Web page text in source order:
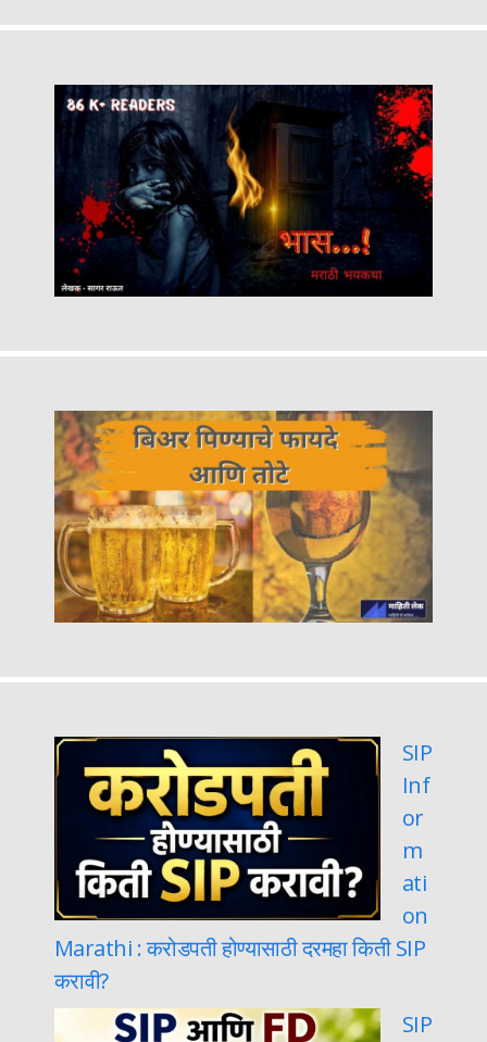
SIP
Inf
or
m
ati
on
Marathi : करोडपती होण्यासाठी दरमहा किती SIP
करावी?
SIP